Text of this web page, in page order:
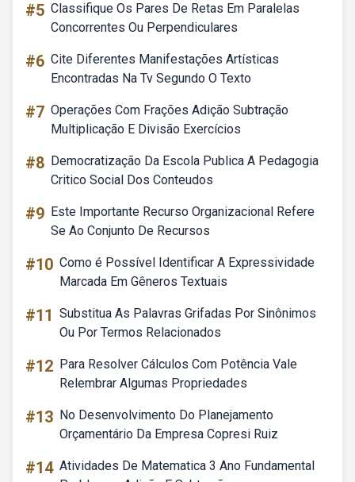
#5 Classifique Os Pares De Retas Em Paralelas
Concorrentes Ou Perpendiculares
#6 Cite Diferentes Manifestações Artísticas
Encontradas Na Tv Segundo O Texto
#7 Operações Com Frações Adição Subtração
Multiplicação E Divisão Exercícios
#8 Democratização Da Escola Publica A Pedagogia
Critico Social Dos Conteudos
#9 Este Importante Recurso Organizacional Refere
Se Ao Conjunto De Recursos
#10 Como é Possível Identificar A Expressividade
Marcada Em Gêneros Textuais
#11 Substitua As Palavras Grifadas Por Sinônimos
Ou Por Termos Relacionados
#12 Para Resolver Cálculos Com Potência Vale
Relembrar Algumas Propriedades
#13 No Desenvolvimento Do Planejamento
Orçamentário Da Empresa Copresi Ruiz
#14 Atividades De Matematica 3 Ano Fundamental